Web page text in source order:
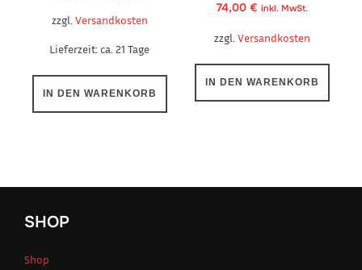
zzgl. Versandkosten
Lieferzeit: ca. 21 Tage
IN DEN WARENKORB
74,00€ inkl. MwSt.
zzgl.Versandkosten
IN DEN WARENKORB
SHOP
Shop